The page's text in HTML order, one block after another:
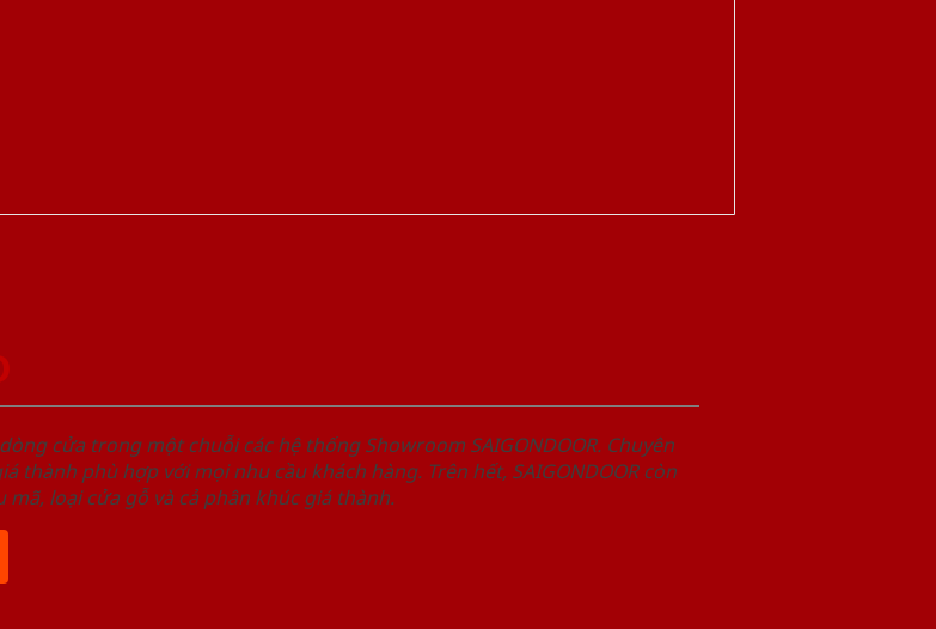
cửa trong một chuỗi các hệ thống Showroom SAIGONDOOR. Chuyên
phù hợp với mọi nhu cầu khách hàng. Trên hết, SAIGONDOOR còn
loại cửa gỗ và cả phân khúc giá thành.